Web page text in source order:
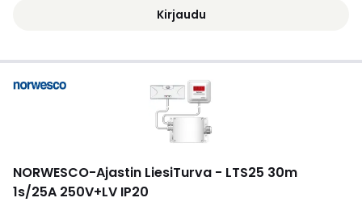
Kirjaudu
NORWESCO-Ajastin LiesiTurva - LTS25 30m
1s/25A 250V+LV IP20